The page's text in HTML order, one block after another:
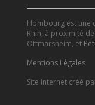
Hombourg est une
Rhin, à proximité
Ottmarsheim, et
Mentions Légales
Site Internet créé